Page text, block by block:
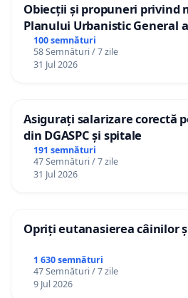
Obiecții și propuneri privind
Planului Urbanistic General
100 semnături
58 Semnături / 7 zile
31 Jul 2026
Asigurați salarizare corectă
din DGASPC și spitale
191 semnături
47 Semnături / 7 zile
31 Jul 2026
Opriți eutanasierea câinilor
1 630 semnături
47 Semnături / 7 zile
9 Jul 2026